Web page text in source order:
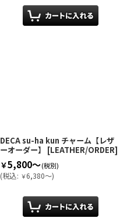
DECA su-ha kun チャーム【レザ
ーオーダー】
[LEATHER/ORDER]
￥5,800～(税別)
(税込: ￥6,380～)